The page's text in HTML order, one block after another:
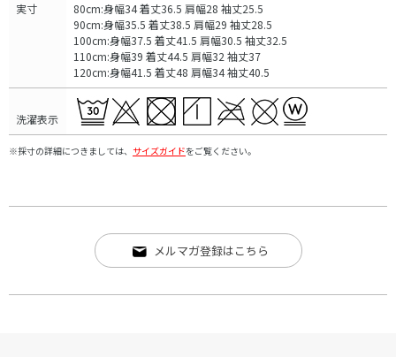
実寸
80cm:身幅34 着丈36.5 肩幅28 袖丈25.5
90cm:身幅35.5 着丈38.5 肩幅29 袖丈28.5
100cm:身幅37.5 着丈41.5 肩幅30.5 袖丈32.5
110cm:身幅39 着丈44.5 肩幅32 袖丈37
120cm:身幅41.5 着丈48 肩幅34 袖丈40.5
洗濯表示
※採寸の詳細につきましては、 サイズガイドをご覧ください。
メルマガ登録はこちら